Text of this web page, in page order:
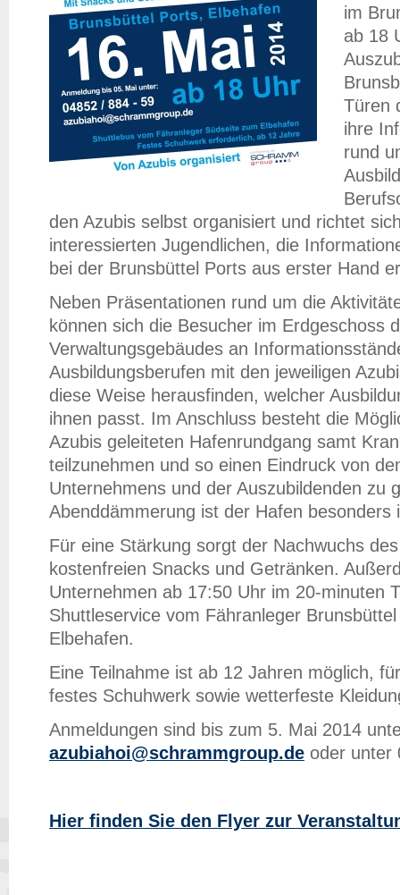
im
ab 18
Türen
ihre
rund
den Azubis selbst organisiert und richtet
interessierten Jugendlichen, die
bei der Brunsbüttel Ports aus erster Hand
Neben Präsentationen rund um die
können sich die Besucher im Erdgeschoss
Verwaltungsgebäudes an
Ausbildungsberufen mit den jeweiligen
diese Weise herausfinden, welcher
ihnen passt. Im Anschluss besteht die
Azubis geleiteten Hafenrundgang samt
teilzunehmen und so einen Eindruck von
Unternehmens und der Auszubildenden zu
Abenddämmerung ist der Hafen besonders
Für eine Stärkung sorgt der Nachwuchs
kostenfreien Snacks und Getränken.
Unternehmen ab 17:50 Uhr im 20-minuten
Shuttleservice vom Fähranleger
Elbehafen.
Eine Teilnahme ist ab 12 Jahren möglich,
festes Schuhwerk sowie wetterfeste
Anmeldungen sind bis zum 5. Mai 2014
azubiahoi@schrammgroup.de oder unter
Hier finden Sie den Flyer zur